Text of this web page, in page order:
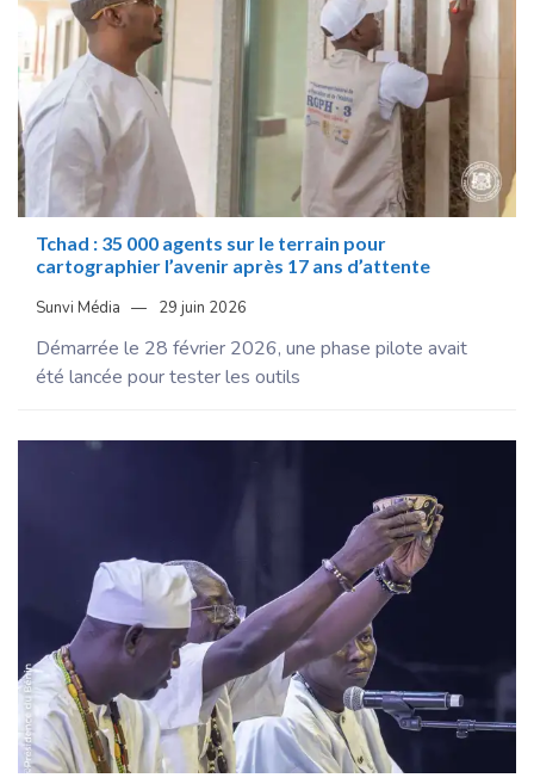
Tchad : 35 000 agents sur le terrain pour
cartographier l’avenir après 17 ans d’attente
Sunvi Média 29 juin 2026
Démarrée le 28 février 2026, une phase pilote avait
été lancée pour tester les outils